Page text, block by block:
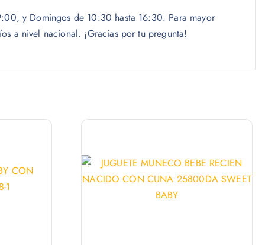
y Domingos de 10:30 hasta 16:30. Para mayor
a nivel nacional. ¡Gracias por tu pregunta!